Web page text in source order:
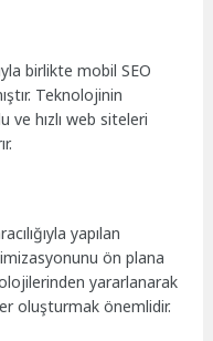
birlikte mobil SEO
Teknolojinin
ve hızlı web siteleri
yapılan
ön plana
yararlanarak
oluşturmak önemlidir.